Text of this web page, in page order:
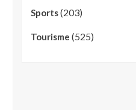
Sports(203)
Tourisme (525)